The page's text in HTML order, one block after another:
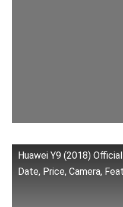
Huawei Y9 (2018)
Date, Price, Camera,